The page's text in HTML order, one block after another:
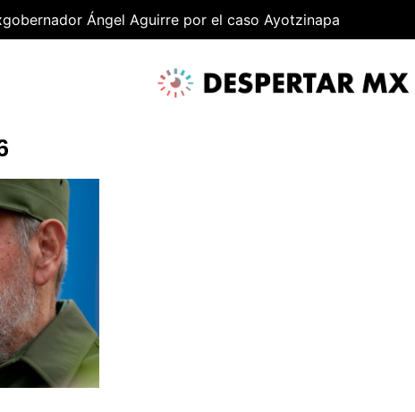
Ángel Aguirre por el caso Ayotzinapa